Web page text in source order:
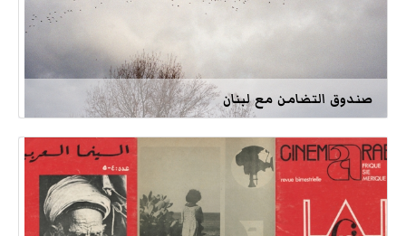
صندوق التضامن مع لبنان